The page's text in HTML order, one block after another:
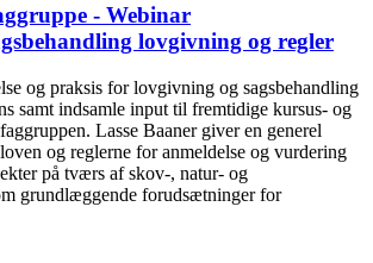
- Webinar
lovgivning og regler
og praksis for lovgivning og sagsbehandling
samt indsamle input til fremtidige kursus- og
Lasse Baaner giver en generel
og reglerne for anmeldelse og vurdering
på tværs af skov‑, natur‑ og
grundlæggende forudsætninger for